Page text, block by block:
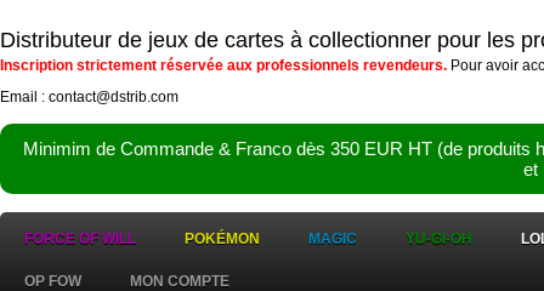
Distributeur de jeux de cartes à collectionner pour les
Inscription strictement réservée aux professionnels revendeurs. Pour avoir
Email : contact@dstrib.com
Minimim de Commande & Franco dès 350 EUR HT (de
et
FORCE OF WILL POKÉMON MAGIC YU-GI-OH
OP FOW MON COMPTE